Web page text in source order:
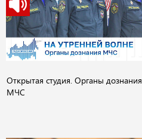
Открытая студия. Органы дознания
МЧС